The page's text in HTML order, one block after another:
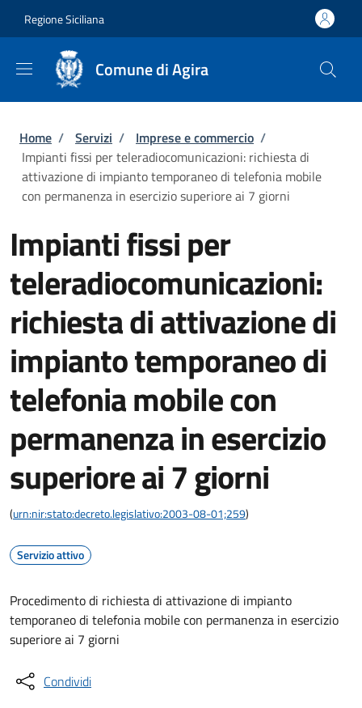
Regione Siciliana
Comune di Agira
Briciole di pane
Home / Servizi / Imprese e commercio /
Impianti fissi per teleradiocomunicazioni: richiesta di
attivazione di impianto temporaneo di telefonia mobile
con permanenza in esercizio superiore ai 7 giorni
Impianti fissi per
teleradiocomunicazioni:
richiesta di attivazione di
impianto temporaneo di
telefonia mobile con
permanenza in esercizio
superiore ai 7 giorni
(urn:nir:stato:decreto.legislativo:2003-08-01;259)
Servizio attivo
Procedimento di richiesta di attivazione di impianto
temporaneo di telefonia mobile con permanenza in esercizio
superiore ai 7 giorni
Condividi